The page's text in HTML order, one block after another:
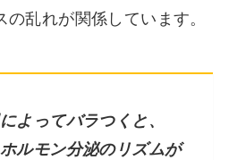
乱れが関係しています。
よってバラつくと、
ルモン分泌のリズムが